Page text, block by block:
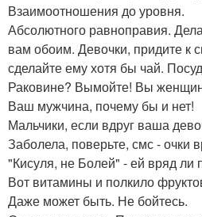
Взаимоотношения до уровня.
Абсолютного равноправия.
вам обоим. Девочки, придите к
сделайте ему хотя бы чай.
Раковине? Вымойте! Вы
Ваш мужчина, почему бы и нет!
Мальчики, если вдруг ваша
Заболела, поверьте, смс - очки
"Кисуля, не Болей" - ей вряд ли
Вот витамины и полкило
Даже может быть. Не бойтесь.